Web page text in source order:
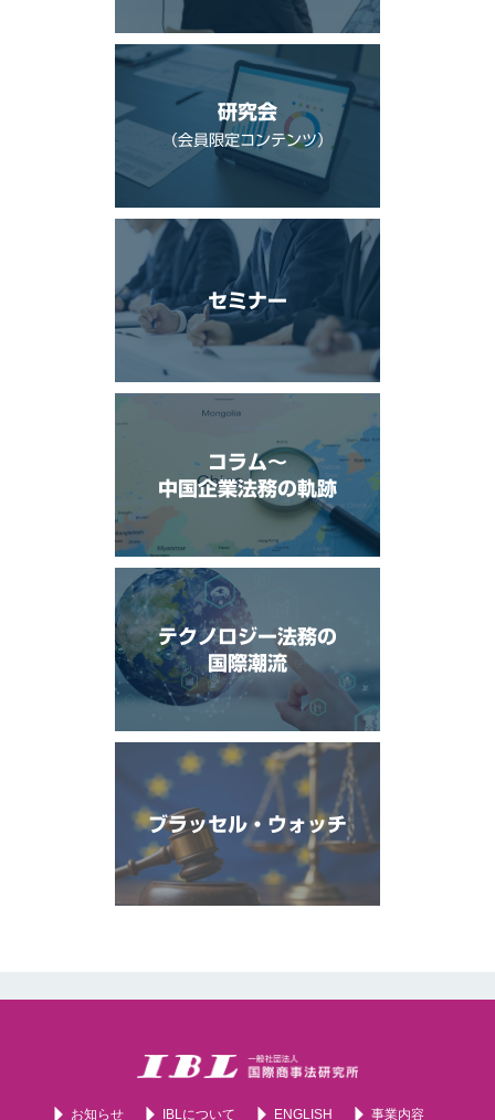
研究会
（会員限定コンテンツ）
セミナー
コラム〜
中国企業法務の軌跡
テクノロジー法務の
国際潮流
ブラッセル・ウォッチ
お知らせ IBLについて ENGLISH 事業内容